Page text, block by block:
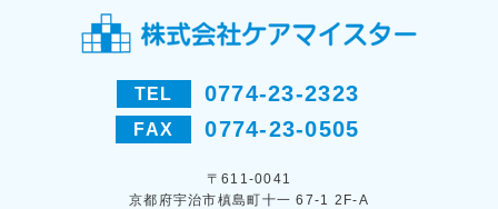
TEL 0774-23-2323
FAX 0774-23-0505
〒611-0041
京都府宇治市槙島町十一 67-1 2F-A